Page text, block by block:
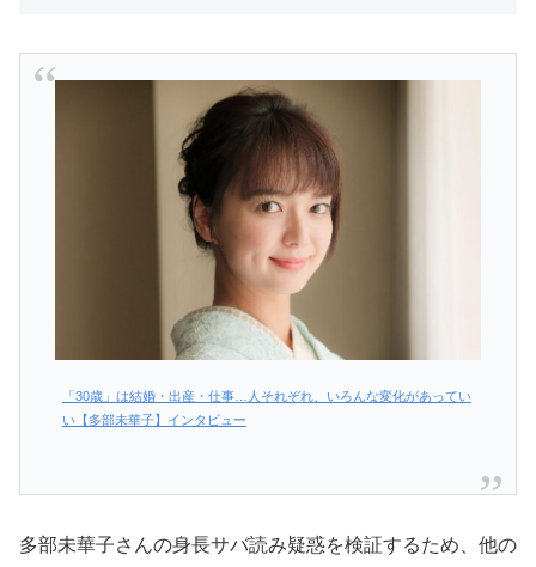
「30歳」は結婚・出産・仕事…人それぞれ、いろんな変化があってい
い【多部未華子】インタビュー
多部未華子さんの身長サバ読み疑惑を検証するため、他の